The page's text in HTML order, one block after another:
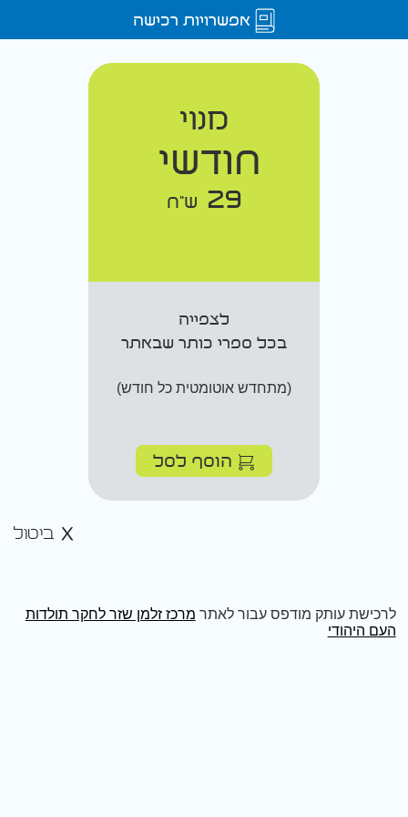
אפשרויות רכישה
מנוי
חודשי
29 ש"ח
לצפייה
בכל ספרי כותר שבאתר
(מתחדש אוטומטית כל חודש)
הוסף לסל
ביטול
לרכישת עותק מודפס עבור לאתר מרכז זלמן שזר לחקר תולדות
העם היהודי